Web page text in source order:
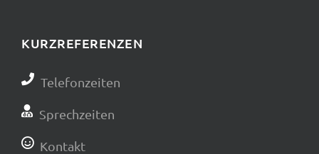
KURZREFERENZEN
Telefonzeiten
Sprechzeiten
Kontakt